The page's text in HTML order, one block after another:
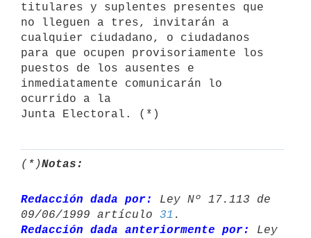
titulares y suplentes presentes que
no lleguen a tres, invitarán a
cualquier ciudadano, o ciudadanos
para que ocupen provisoriamente los
puestos de los ausentes e
inmediatamente comunicarán lo
ocurrido a la
Junta Electoral. (*)
(*)Notas:
Redacción dada por:
Ley Nº 17.113 de
09/06/1999 artículo 31
Redacción dada anteriormente por:
Ley